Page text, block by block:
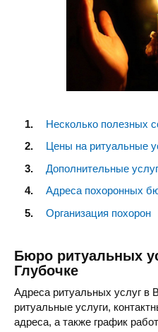
Несколько полезных
Цены на ритуальные
Дополнительные
Адреса похоронных
Организация похорон
Бюро ритуальных
Глубочке
Адреса ритуальных услуг в
ритуальные услуги,
адреса, а также график